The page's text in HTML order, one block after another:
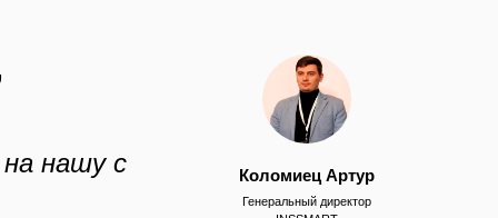
нашу с
Коломиец Артур
Генеральный директор